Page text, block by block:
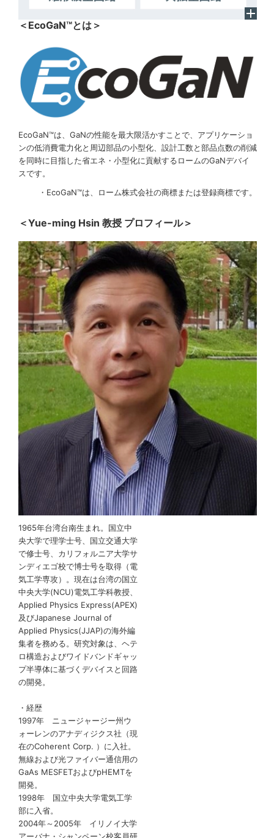
＜EcoGaN™とは＞
EcoGaN™は、GaNの性能を最大限活かすことで、アプリケーショ
ンの低消費電力化と周辺部品の小型化、設計工数と部品点数の削減
を同時に目指した省エネ・小型化に貢献するロームのGaNデバイ
スです。
・EcoGaN™は、ローム株式会社の商標または登録商標です。
＜Yue-ming Hsin 教授 プロフィール＞
1965年台湾台南生まれ。国立中
央大学で理学士号、国立交通大学
で修士号、カリフォルニア大学サ
ンディエゴ校で博士号を取得（電
気工学専攻）。現在は台湾の国立
中央大学(NCU)電気工学科教授、
Applied Physics Express(APEX)
及びJapanese Journal of
Applied Physics(JJAP)の海外編
集者を務める。研究対象は、ヘテ
ロ構造およびワイドバンドギャッ
プ半導体に基づくデバイスと回路
の開発。
・経歴
1997年 ニュージャージー州ウ
ォーレンのアナディジクス社（現
在のCoherent Corp. ）に入社。
無線および光ファイバー通信用の
GaAs MESFETおよびpHEMTを
開発。
1998年 国立中央大学電気工学
部に入省。
2004年～2005年 イリノイ大学